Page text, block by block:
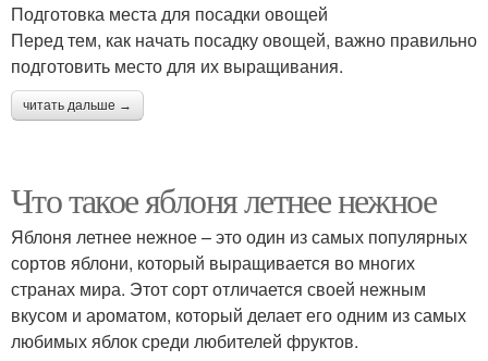
Подготовка места для посадки овощей
Перед тем, как начать посадку овощей, важно правильно
подготовить место для их выращивания.
читать дальше →
Что такое яблоня летнее нежное
Яблоня летнее нежное – это один из самых популярных
сортов яблони, который выращивается во многих
странах мира. Этот сорт отличается своей нежным
вкусом и ароматом, который делает его одним из самых
любимых яблок среди любителей фруктов.